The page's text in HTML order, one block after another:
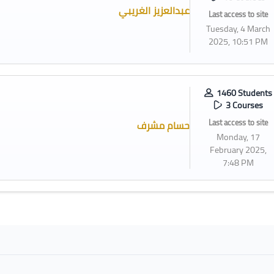
عبدالعزيز الغريبي Last access to site
Tuesday, 4 March
2025, 10:51 PM
حسام مشرف
1460 Students
3 Courses
Last access to site
Monday, 17
February 2025,
7:48 PM